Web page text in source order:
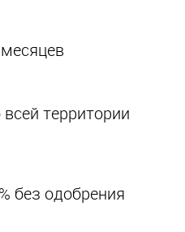
территории
без одобрения